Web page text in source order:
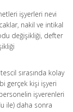
işyerleri nevi
nakil ve intikal
değişikliği, defter
sırasında kolay
gerçek kişi işyeri
işverenleri
ile) daha sonra